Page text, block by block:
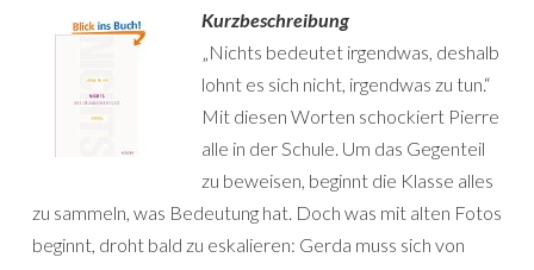
Kurzbeschreibung
„Nichts bedeutet irgendwas, deshalb
lohnt es sich nicht, irgendwas zu tun.“
Mit diesen Worten schockiert Pierre
alle in der Schule. Um das Gegenteil
zu beweisen, beginnt die Klasse alles
zu sammeln, was Bedeutung hat. Doch was mit alten Fotos
beginnt, droht bald zu eskalieren: Gerda muss sich von